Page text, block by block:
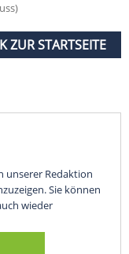
ZUR STARTSEITE
unserer Redaktion
Sie können
wieder